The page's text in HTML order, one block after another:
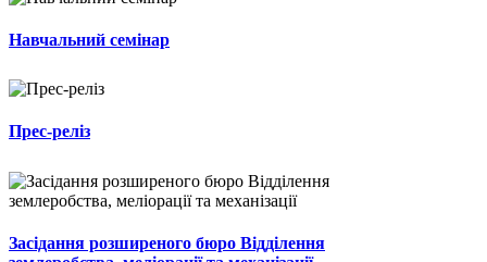
Навчальний семінар
Прес-реліз
Засідання розширеного бюро Відділення